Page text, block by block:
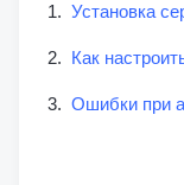
Установка
Как
Ошибки при